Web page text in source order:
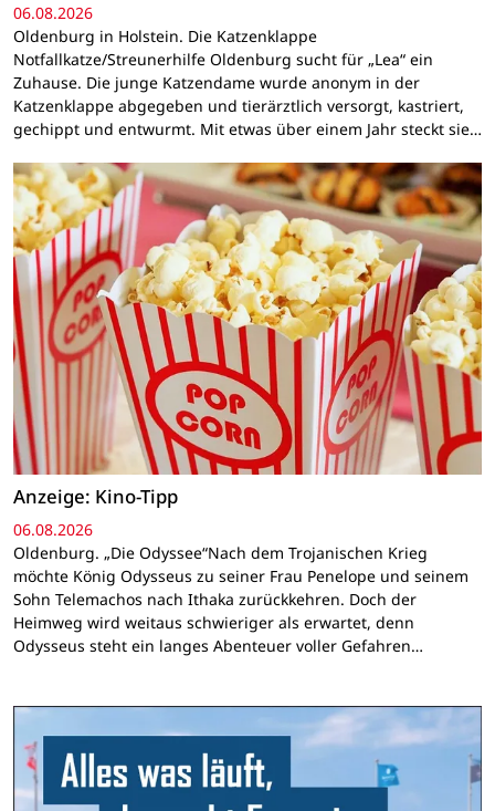
06.08.2026
Oldenburg in Holstein. Die Katzenklappe
Notfallkatze/Streunerhilfe Oldenburg sucht für „Lea“ ein
Zuhause. Die junge Katzendame wurde anonym in der
Katzenklappe abgegeben und tierärztlich versorgt, kastriert,
gechippt und entwurmt. Mit etwas über einem Jahr steckt sie…
Anzeige: Kino-Tipp
06.08.2026
Oldenburg. „Die Odyssee“Nach dem Trojanischen Krieg
möchte König Odysseus zu seiner Frau Penelope und seinem
Sohn Telemachos nach Ithaka zurückkehren. Doch der
Heimweg wird weitaus schwieriger als erwartet, denn
Odysseus steht ein langes Abenteuer voller Gefahren…